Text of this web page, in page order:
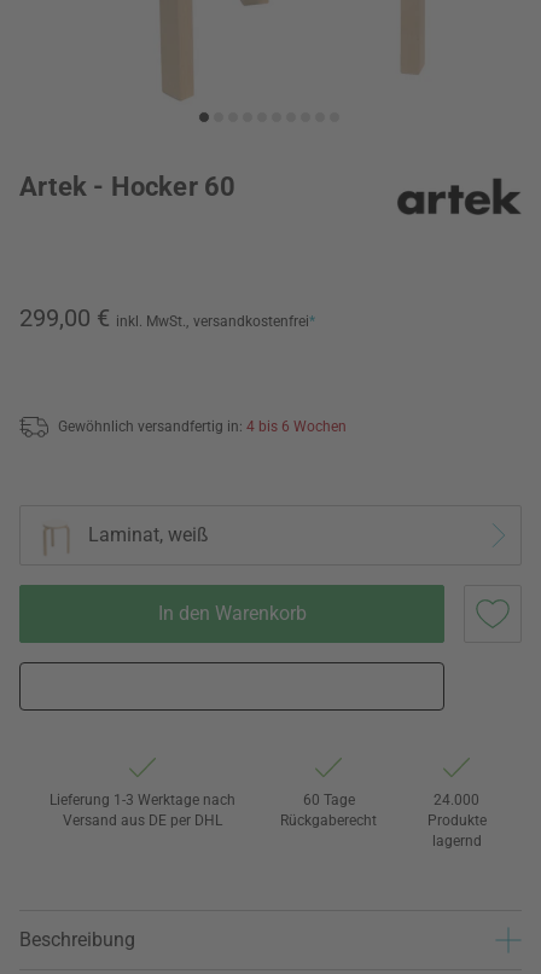
Artek - Hocker 60
299,00 € inkl. MwSt., versandkostenfrei*
Gewöhnlich versandfertig in: 4 bis 6 Wochen
Laminat, weiß
In den Warenkorb
Lieferung 1-3 Werktage nach
Versand aus DE per DHL
60 Tage
Rückgaberecht
24.000
Produkte
lagernd
Beschreibung